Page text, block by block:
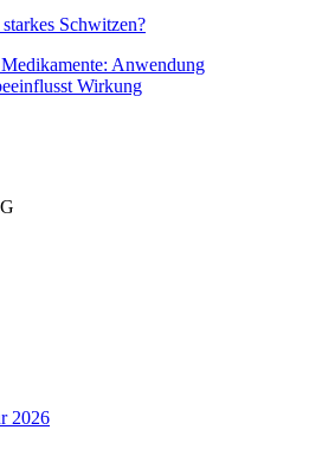
Schwitzen?
Anwendung
Wirkung
2026